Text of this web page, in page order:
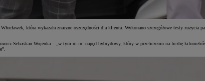
która wykazała znaczne oszczędności dla klienta. Wykonano szczegółowe testy
Sebastian Wojenka – „w tym m.in. napęd hybrydowy, który w przeliczeniu na liczbę